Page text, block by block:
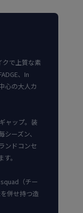
クで上質な素
、In
心の大人カ
ャップ。装
ーズン、
ンドコンセ
。
（チー
併せ持つ造